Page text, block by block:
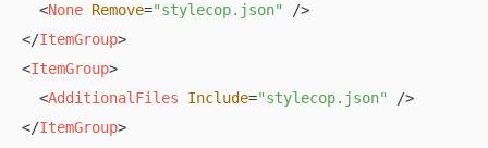
<None Remove="stylecop.json"
/>
</ItemGroup>
<ItemGroup>
<AdditionalFiles Include="stylecop.json"
/>
</ItemGroup>